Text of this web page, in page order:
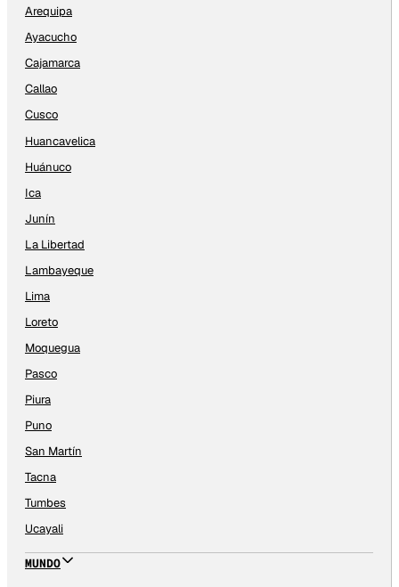
Arequipa
Ayacucho
Cajamarca
Callao
Cusco
Huancavelica
Huánuco
Ica
Junín
La Libertad
Lambayeque
Lima
Loreto
Moquegua
Pasco
Piura
Puno
San Martín
Tacna
Tumbes
Ucayali
MUNDO